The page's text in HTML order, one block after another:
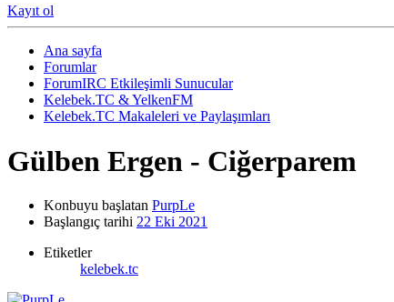
Kayıt ol
Ana sayfa
Forumlar
ForumIRC Etkileşimli Sunucular
Kelebek.TC & YelkenFM
Kelebek.TC Makaleleri ve Paylaşımları
Gülben Ergen - Ciğerparem
Konbuyu başlatan PurpLe
Başlangıç tarihi 22 Eki 2021
Etiketler
kelebek.tc